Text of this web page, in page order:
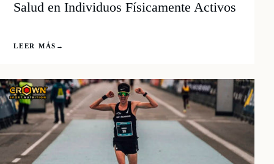
Salud en Individuos Físicamente Activos
LEER MÁS →